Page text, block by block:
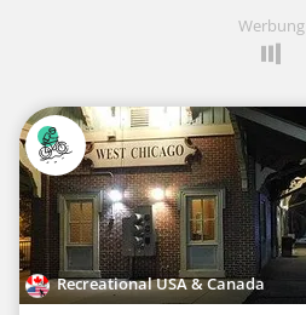
Werbung
Recreational USA & Canada